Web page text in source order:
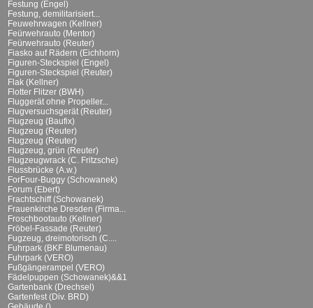
Festung (Engel)
Festung, demilitarisiert...
Feuwehrwagen (Kellner)
Feürwehrauto (Mentor)
Feürwehrauto (Reuter)
Fiasko auf Rädern (Eichhorn)
Figuren-Steckspiel (Engel)
Figuren-Steckspiel (Reuter)
Flak (Kellner)
Flotter Flitzer (BWH)
Fluggerät ohne Propeller...
Flugversuchsgerät (Reuter)
Flugzeug (Baufix)
Flugzeug (Reuter)
Flugzeug (Reuter)
Flugzeug, grün (Reuter)
Flugzeugwrack (C. Fritzsche)
Flussbrücke (A.w.)
ForFour-Buggy (Schowanek)
Forum (Ebert)
Frachtschiff (Schowanek)
Frauenkirche Dresden (Firma...
Froschbootauto (Kellner)
Fröbel-Fassade (Reuter)
Fugzeug, dreimotorisch (C....
Fuhrpark (BKF Blumenau)
Fuhrpark (VERO)
Fußgängerampel (VERO)
Fädelpuppen (Schowanek)&&1
Gartenbank (Drechsel)
Gartenfest (Div. BRD)